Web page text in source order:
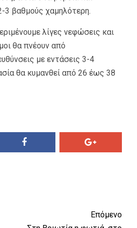
3 βαθμούς χαμηλότερη.
λίγες νεφώσεις και
θα πνέουν από
με εντάσεις 3-4
θα κυμανθεί από 26 έως 38
Επόμενο